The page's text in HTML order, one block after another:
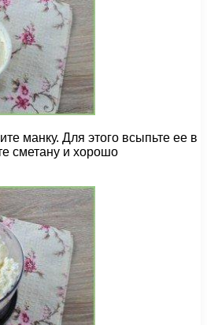
манку. Для этого всыпьте ее в
сметану и хорошо